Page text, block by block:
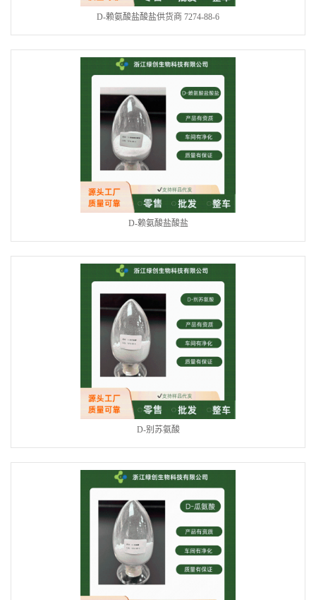
D-赖氨酸盐酸盐供货商 7274-88-6
D-赖氨酸盐酸盐
D-别苏氨酸